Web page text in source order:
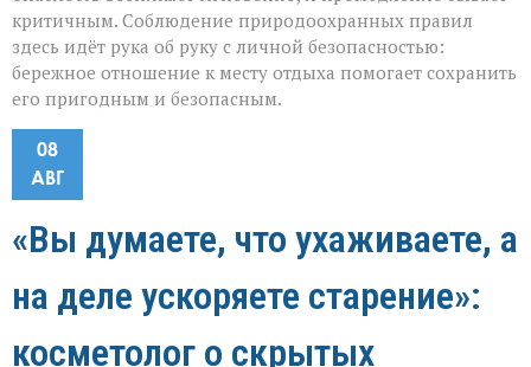
критичным. Соблюдение природоохранных правил
здесь идёт рука об руку с личной безопасностью:
бережное отношение к месту отдыха помогает сохранить
его пригодным и безопасным.
08
АВГ
«Вы думаете, что ухаживаете, а
на деле ускоряете старение»:
косметолог о скрытых